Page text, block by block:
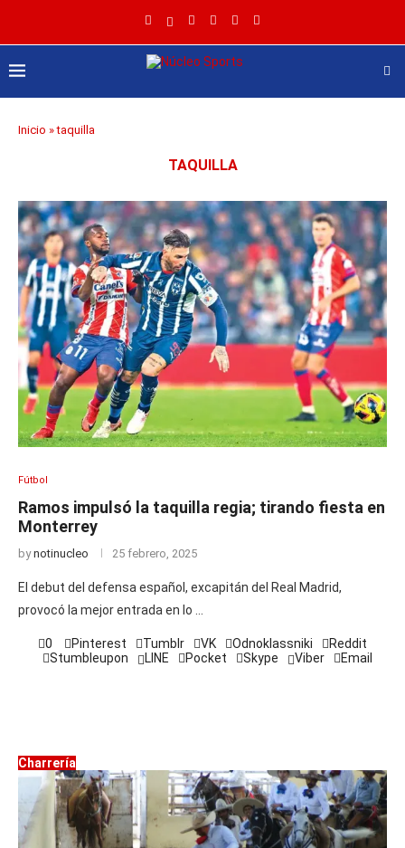
Inicio »taquilla
TAQUILLA
Fútbol
Ramos impulsó la taquilla regia; tirando fiesta en
Monterrey
bynotinucleo 25 febrero, 2025
El debut del defensa español, excapitán del Real Madrid,
provocó la mejor entrada en lo …
0 Pinterest Tumblr VK Odnoklassniki
Reddit
Stumbleupon
LINE Pocket Skype Viber Email
Charrería